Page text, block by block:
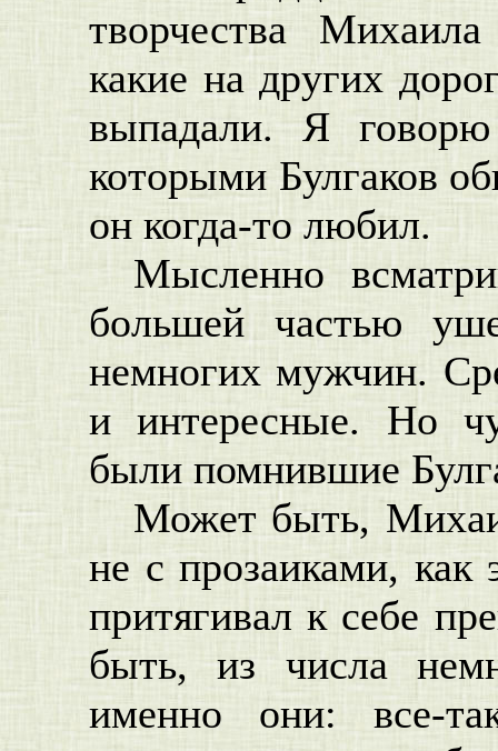
творчества
какие на других
выпадали. Я
которыми Булгаков
он когда-то любил.
Мысленно
большей частью
немногих мужчин.
и интересные. Но
были помнившие
Может быть,
не с прозаиками, как
притягивал к себе
быть, из числа
именно они: все-